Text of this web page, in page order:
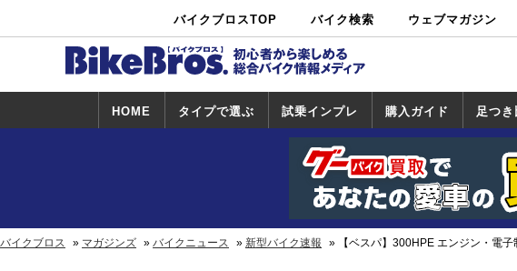
バイクブロスTOP バイク検索
中古バイ
ク・新車検
カタログ検
索
ショップ検
索
ウェブマガジン
HOME タイプで選ぶ 試乗インプレ
試乗インプレ
一覧
ホンダ
ヤマハ
スズキ
カワサキ
ハーレー
BMW
トライアンフ
ドゥカティ
購入ガイド
一覧
足つき
バイクブロス マガジンズ バイクニュース 新型バイク速報 【ベスパ】300HPE エンジン・電